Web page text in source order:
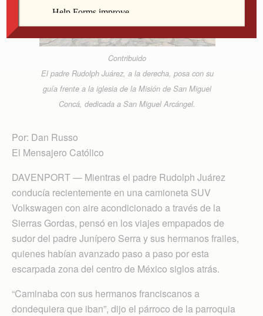
Contribuido
El padre Rudolph Juárez, a la derecha, posa con su
guía frente a la iglesia de la Misión de San Miguel
Concá, dedicada a San Miguel Arcángel.
Por: Dan Russo
El Mensajero Católico
DAVENPORT — Mientras el padre Rudolph Juárez
conducía recientemente en una camioneta SUV
Volkswagen con aire acondicionado a través de la
Sierras Gordas, pensó en los viajes empapados de
sudor del padre Junípero Serra y sus hermanos frailes,
quienes habían avanzado paso a paso por esta
escarpada zona del centro de México siglos atrás.
“Caminaba con sus hermanos franciscanos a
dondequiera que iban”, dijo el párroco de la parroquia